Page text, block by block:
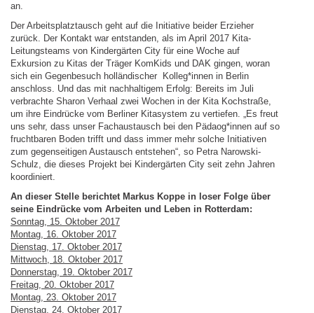
an.
Der Arbeitsplatztausch geht auf die Initiative beider Erzieher
zurück. Der Kontakt war entstanden, als im April 2017 Kita-
Leitungsteams von Kindergärten City für eine Woche auf
Exkursion zu Kitas der Träger KomKids und DAK gingen, woran
sich ein Gegenbesuch holländischer Kolleg*innen in Berlin
anschloss. Und das mit nachhaltigem Erfolg: Bereits im Juli
verbrachte Sharon Verhaal zwei Wochen in der Kita Kochstraße,
um ihre Eindrücke vom Berliner Kitasystem zu vertiefen. „Es freut
uns sehr, dass unser Fachaustausch bei den Pädaog*innen auf so
fruchtbaren Boden trifft und dass immer mehr solche Initiativen
zum gegenseitigen Austausch entstehen“, so Petra Narowski-
Schulz, die dieses Projekt bei Kindergärten City seit zehn Jahren
koordiniert.
An dieser Stelle berichtet Markus Koppe in loser Folge über
seine Eindrücke vom Arbeiten und Leben in Rotterdam:
Sonntag, 15. Oktober 2017
Montag, 16. Oktober 2017
Dienstag, 17. Oktober 2017
Mittwoch, 18. Oktober 2017
Donnerstag, 19. Oktober 2017
Freitag, 20. Oktober 2017
Montag, 23. Oktober 2017
Dienstag, 24. Oktober 2017